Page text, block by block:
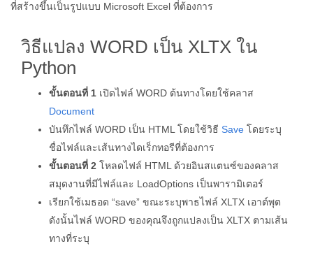
ที่สร้างขึ้นเป็นรูปแบบ Microsoft Excel ที่ต้องการ
วิธีแปลง WORD เป็น XLTX ใน
Python
ขั้นตอนที่ 1 เปิดไฟล์ WORD ต้นทางโดยใช้คลาส
Document
บันทึกไฟล์ WORD เป็น HTML โดยใช้วิธี Save โดยระบุ
ชื่อไฟล์และเส้นทางไดเร็กทอรีที่ต้องการ
ขั้นตอนที่ 2 โหลดไฟล์ HTML ด้วยอินสแตนซ์ของคลาส
สมุดงานที่มีไฟล์และ LoadOptions เป็นพารามิเตอร์
เรียกใช้เมธอด “save” ขณะระบุพาธไฟล์ XLTX เอาต์พุต
ดังนั้นไฟล์ WORD ของคุณจึงถูกแปลงเป็น XLTX ตามเส้น
ทางที่ระบุ